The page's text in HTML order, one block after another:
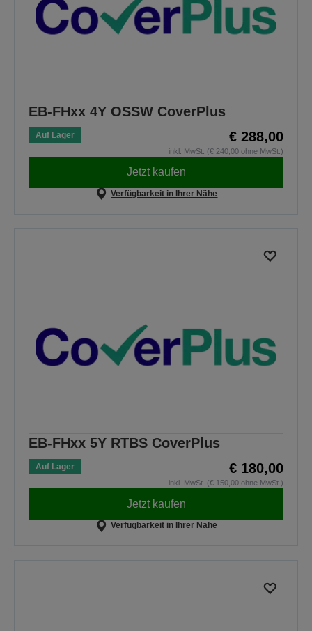
EB-FHxx 4Y OSSW CoverPlus
Auf Lager € 288,00
inkl. MwSt. (€ 240,00 ohne MwSt.)
Jetzt kaufen
Verfügbarkeit in Ihrer Nähe
EB-FHxx 5Y RTBS CoverPlus
Auf Lager € 180,00
inkl. MwSt. (€ 150,00 ohne MwSt.)
Jetzt kaufen
Verfügbarkeit in Ihrer Nähe